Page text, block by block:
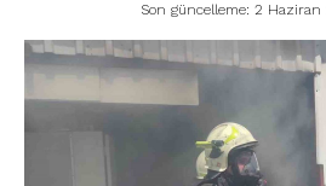
Son güncelleme: 2 Haziran